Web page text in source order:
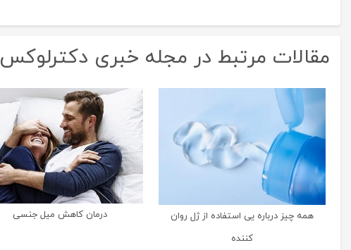
مقالات مرتبط در مجله خبری دکترلوکس
همه چیز درباره یی استفاده از ژل روان
کننده
درمان کاهش میل جنسی